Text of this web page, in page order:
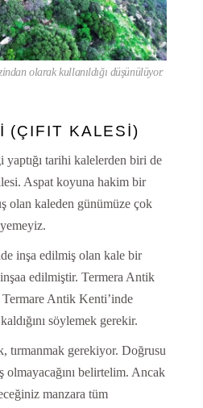
olarak kullanıldığı düşünülüyor.
(ÇIFIT KALESİ)
yaptığı tarihi kalelerden biri de
Aspat koyuna hakim bir
olan kaleden günümüze çok
inşa edilmiş olan kale bir
edilmiştir. Termera Antik
Antik Kenti’inde
söylemek gerekir.
tırmanmak gerekiyor. Doğrusu
olmayacağını belirtelim. Ancak
manzara tüm